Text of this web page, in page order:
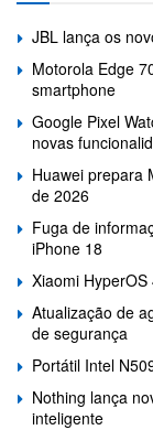
JBL lança os
Motorola Edge
smartphone
Google Pixel
novas
Huawei prepara
de 2026
Fuga de
iPhone 18
Xiaomi
Atualização de
de segurança
Portátil Intel
Nothing lança
inteligente